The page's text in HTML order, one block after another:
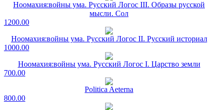
Ноомахия:войны ума. Русский Логос III. Образы русской
мысли. Сол
1200.00
Ноомахия:войны ума. Русский Логос II. Русский историал
1000.00
Ноомахия:войны ума. Русский Логос I. Царство земли
700.00
Politica Aeterna
800.00